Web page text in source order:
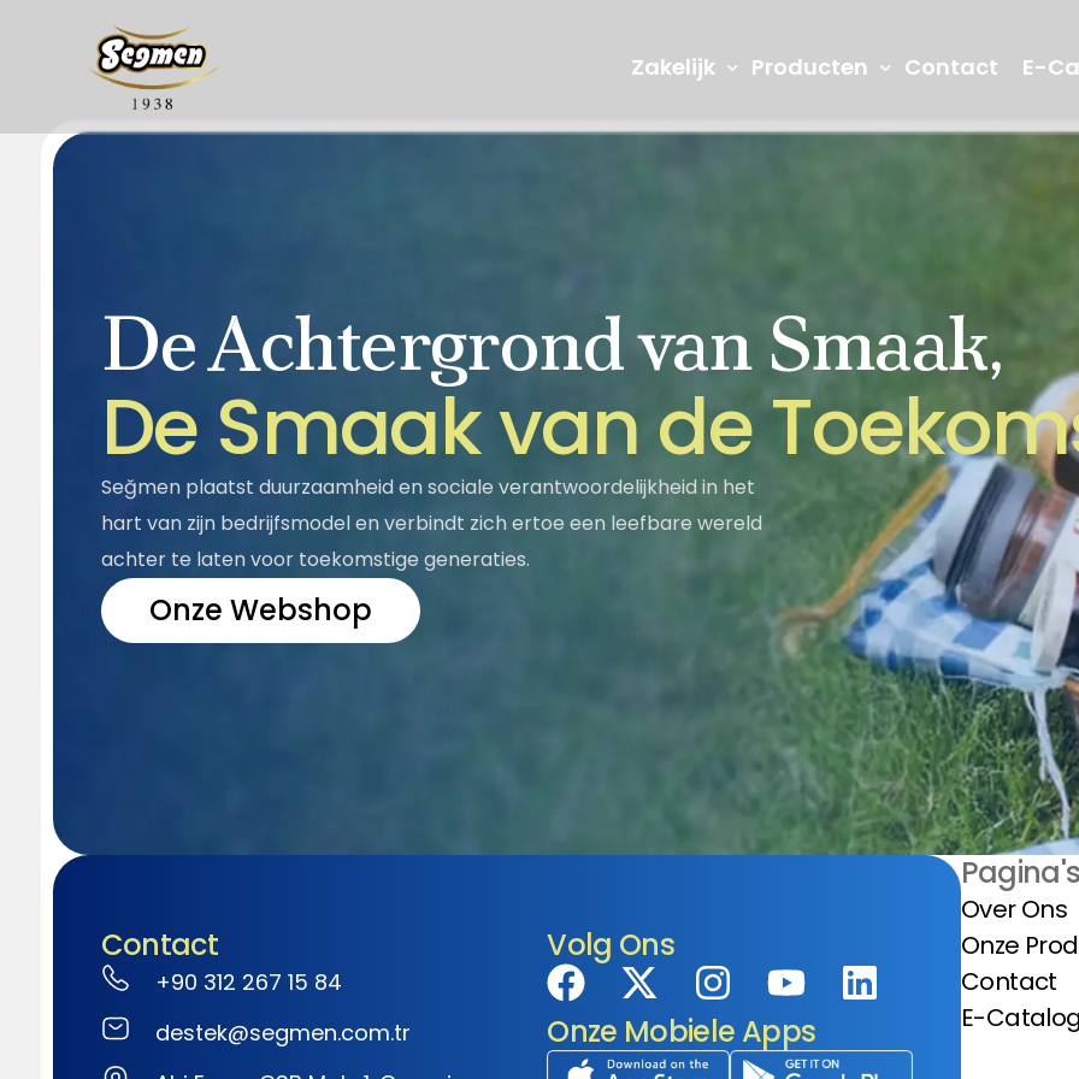
Zakelijk
Over Ons R&D en Innovatie Onze
Maatschappelijke
Verantwoordelijkheid
Kwaliteit Seğmen TV
Producten
Segella Honing Jams
Sesampasta - Stroop Halva Turks Fruit Picknick
Contact E-
De Achtergrond van Smaak,
De Smaakvan deToekom
Seğmen plaatst duurzaamheid en sociale verantwoordelijkheid in het
hart van zijn bedrijfsmodel en verbindt zich ertoe een leefbare wereld
achter te laten voor toekomstige generaties.
Onze Webshop
Contact
+90 312 267 15 84
destek@segmen.com.tr
Volg Ons
Onze Mobiele Apps
Pagina's
Over Ons
Onze
Contact
E-